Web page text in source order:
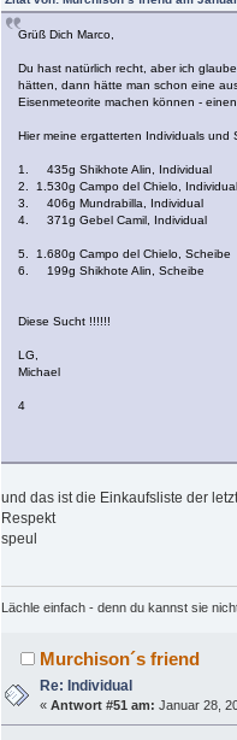
Grüß Dich Marco,
Du hast natürlich recht, aber ich
hätten, dann hätte man schon eine
Eisenmeteorite machen können -
Hier meine ergatterten Individuals und
1. 435g Shikhote Alin, Individual
2. 1.530g Campo del Chielo, Individual
3. 406g Mundrabilla, Individual
4. 371g Gebel Camil, Individual
5. 1.680g Campo del Chielo, Scheibe
6. 199g Shikhote Alin, Scheibe
Diese Sucht !!!!!!
LG,
Michael
4
und das ist die Einkaufsliste der
Respekt
speul
Lächle einfach - denn du kannst sie
Murchison´s friend
Re: Individual
«Antwort #51 am: Januar 28,